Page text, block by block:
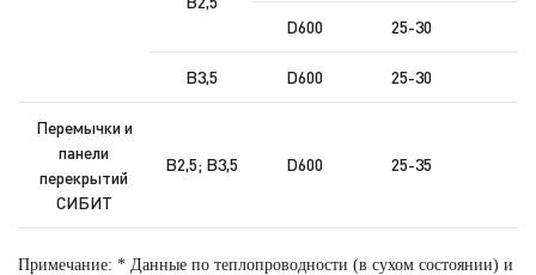
D600 25-30
B3,5 D600 25-30
Перемычки и
панели
перекрытий
CИБИТ
B2,5; B3,5 D600 25-35
Примечание: * Данные по теплопроводности (в сухом состоянии) и